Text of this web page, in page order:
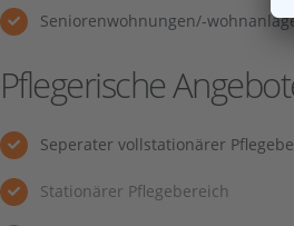
Seniorenwohnungen/-
Pflegerische
Seperater vollstationärer
Stationärer Pflegebereich